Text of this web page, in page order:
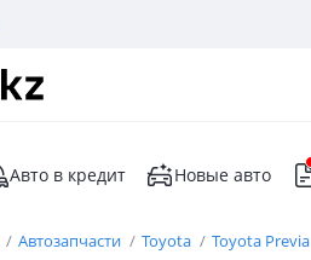
Авто в кредит Новые авто
Автозапчасти Toyota Toyota Previa